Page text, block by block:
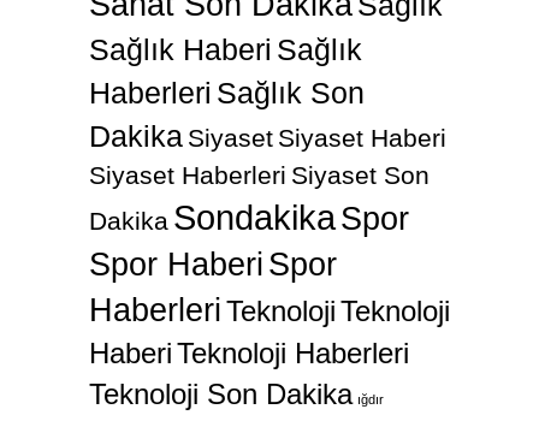
Sağlık Haberi Sağlık
Haberleri Sağlık Son
Dakika Siyaset Siyaset Haberi
Siyaset Haberleri Siyaset Son
Dakika SondakikaSpor
Spor Haberi Spor
HaberleriTeknolojiTeknoloji
HaberiTeknoloji Haberleri
Teknoloji Son Dakika ığdır